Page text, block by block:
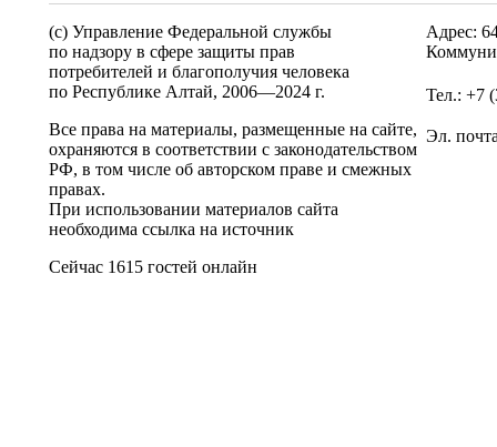
(c) Управление Федеральной службы
по надзору в сфере защиты прав
потребителей и благополучия человека
по Республике Алтай, 2006—2024 г.
Все права на материалы, размещенные на сайте,
охраняются в соответствии с законодательством
РФ, в том числе об авторском праве и смежных
правах.
При использовании материалов сайта
необходима ссылка на источник
Сейчас 1615 гостей онлайн
Адрес:
Тел.: +7
Эл.